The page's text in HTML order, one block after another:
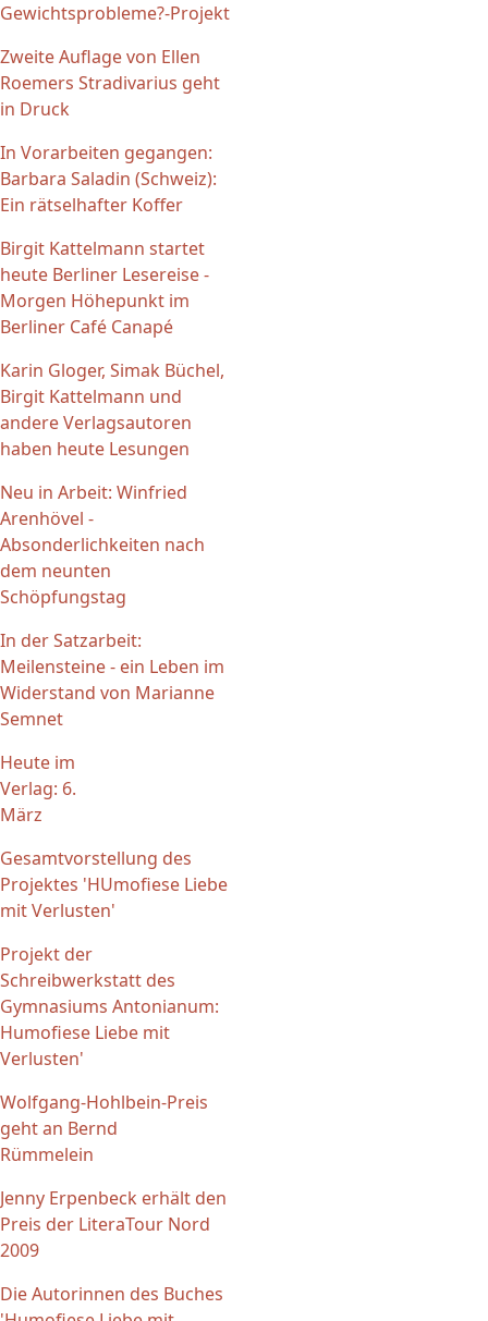
Gewichtsprobleme?-Projekt
Zweite Auflage von Ellen
Roemers Stradivarius geht
in Druck
In Vorarbeiten gegangen:
Barbara Saladin (Schweiz):
Ein rätselhafter Koffer
Birgit Kattelmann startet
heute Berliner Lesereise -
Morgen Höhepunkt im
Berliner Café Canapé
Karin Gloger, Simak Büchel,
Birgit Kattelmann und
andere Verlagsautoren
haben heute Lesungen
Neu in Arbeit: Winfried
Arenhövel -
Absonderlichkeiten nach
dem neunten
Schöpfungstag
In der Satzarbeit:
Meilensteine - ein Leben im
Widerstand von Marianne
Semnet
Heute im
Verlag: 6.
März
Gesamtvorstellung des
Projektes 'HUmofiese Liebe
mit Verlusten'
Projekt der
Schreibwerkstatt des
Gymnasiums Antonianum:
Humofiese Liebe mit
Verlusten'
Wolfgang-Hohlbein-Preis
geht an Bernd
Rümmelein
Jenny Erpenbeck erhält den
Preis der LiteraTour Nord
2009
Die Autorinnen des Buches